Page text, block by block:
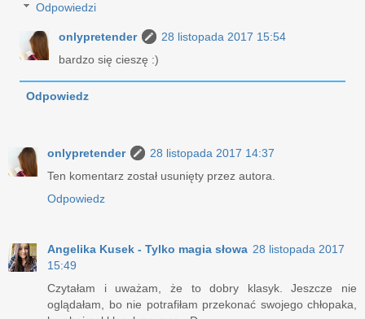
Odpowiedzi
onlypretender
28 listopada 2017 15:54
bardzo się cieszę :)
Odpowiedz
onlypretender
28 listopada 2017 14:37
Ten komentarz został usunięty przez autora.
Odpowiedz
Angelika Kusek - Tylko magia słowa 28 listopada 2017
15:49
Czytałam i uważam, że to dobry klasyk. Jeszcze nie
oglądałam, bo nie potrafiłam przekonać swojego chłopaka,